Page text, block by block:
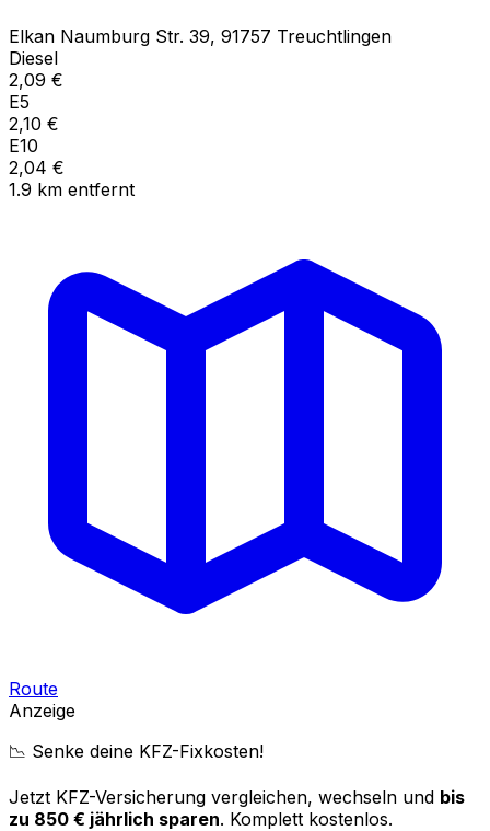
Elkan Naumburg Str. 39, 91757 Treuchtlingen
Diesel
2,09 €
E5
2,10 €
E10
2,04 €
1.9 km entfernt
Route
Anzeige
📉 Senke deine KFZ-Fixkosten!
Jetzt KFZ-Versicherung vergleichen, wechseln und bis
zu 850 € jährlich sparen. Komplett kostenlos.